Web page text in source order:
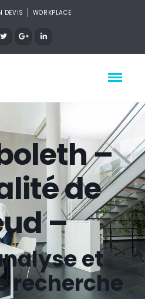
DEVIS WORKPLACE
–
de
–
et
recherche